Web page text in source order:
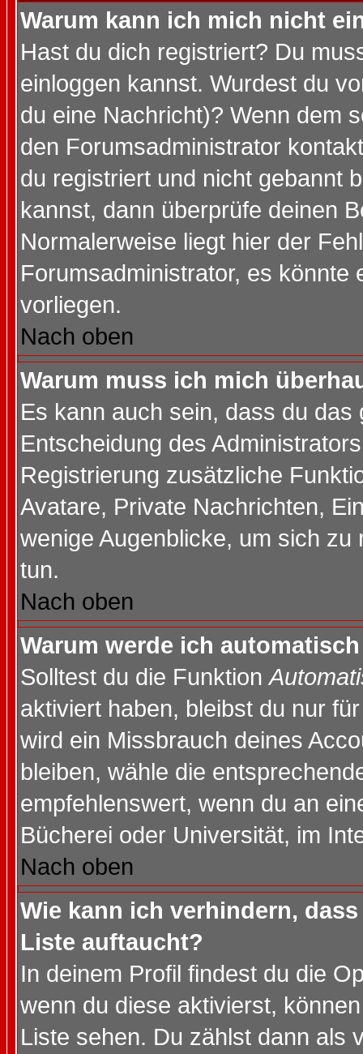
Warum kann ich mich nicht
Hast du dich registriert? Du
einloggen kannst. Wurdest du
du eine Nachricht)? Wenn dem
den Forumsadministrator
du registriert und nicht gebannt
kannst, dann überprüfe deinen
Normalerweise liegt hier der
Forumsadministrator, es könnte
vorliegen.
Nach oben
Warum muss ich mich
Es kann auch sein, dass du
Entscheidung des
Registrierung zusätzliche
Avatare, Private Nachrichten,
wenige Augenblicke, um sich
tun.
Nach oben
Warum werde ich
Solltest du die Funktion
aktiviert haben, bleibst du nur
wird ein Missbrauch deines
bleiben, wähle die
empfehlenswert, wenn du an
Bücherei oder Universität, im
Nach oben
Wie kann ich verhindern,
Liste auftaucht?
In deinem Profil findest du die
wenn du diese aktivierst,
Liste sehen. Du zählst dann als